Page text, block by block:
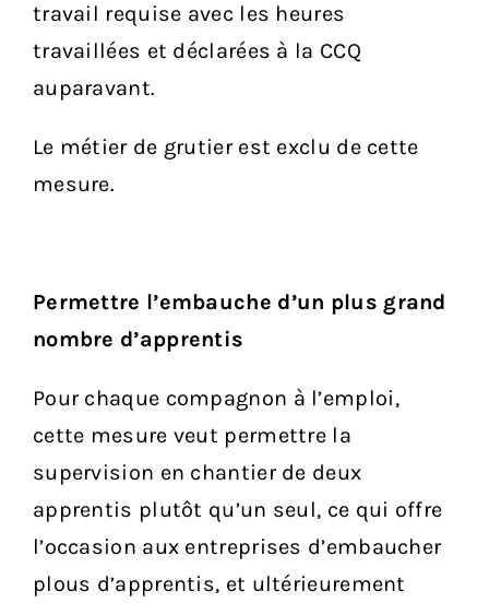
travail requise avec les heures
travaillées et déclarées à la CCQ
auparavant.
Le métier de grutier est exclu de cette
mesure.
Permettre l’embauche d’un plus grand
nombre d’apprentis
Pour chaque compagnon à l’emploi,
cette mesure veut permettre la
supervision en chantier de deux
apprentis plutôt qu’un seul, ce qui offre
l’occasion aux entreprises d’embaucher
plous d’apprentis, et ultérieurement